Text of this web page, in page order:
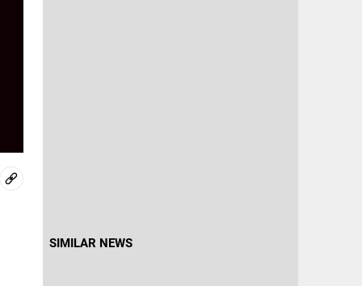
SIMILAR NEWS